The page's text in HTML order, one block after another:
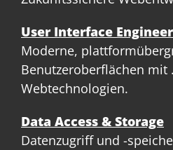
User Interface
Moderne,
Benutzeroberflächen mit
Webtechnologien.
Data Access & Storage
Datenzugriff und -